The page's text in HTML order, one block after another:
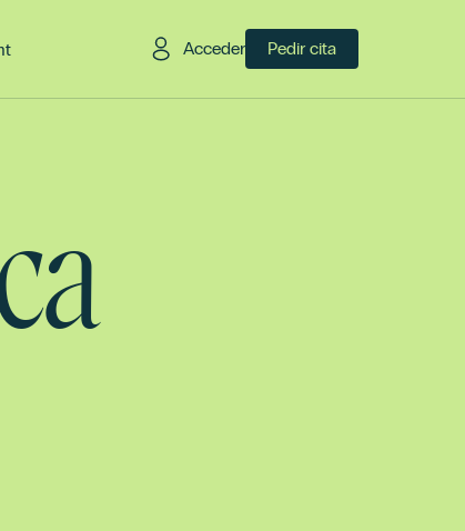
Acceder Pedir cita